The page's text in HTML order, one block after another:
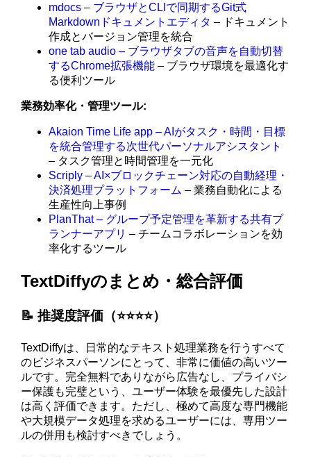
mdocs – ブラウザとCLIで同期するGit式
Markdownドキュメントエディタ – ドキュメント
作成とバージョン管理を統合
one tab audio – ブラウザタブの音声を自動切替
するChrome拡張機能 – ブラウザ環境を最適化す
る便利ツール
業務効率化・管理ツール:
Akaion Time Life app – AIがタスク・時間・目標
を統合管理する次世代パーソナルアシスタント
– タスク管理と時間管理を一元化
Scriply – AI×ブロックチェーン対応の自動経理・
決済処理プラットフォーム – 業務自動化による
生産性向上事例
PlanThat – グループ予定管理を革新する共有プ
ランナーアプリ – チームコラボレーションを効
率化するツール
TextDiffyのまとめ・総合評価
📝 推奨度評価（⭐️⭐️⭐️⭐️）
TextDiffyは、日常的なテキスト処理業務を行うすべて
のビジネスパーソンにとって、非常に価値の高いツー
ルです。完全無料でありながら広告なし、プライバシ
ー保護も完璧という、ユーザー体験を最優先した設計
は高く評価できます。ただし、極めて高度な専門機能
や大規模データ処理を求めるユーザーには、専用ツー
ルの併用も検討すべきでしょう。